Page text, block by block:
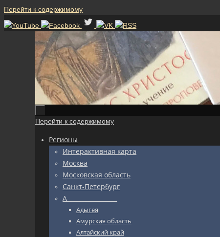
Перейти к содержимому
Перейти к содержимому
Регионы
Интерактивная карта
Москва
Московская область
Санкт-Петербург
А_________________
Адыгея
Амурская область
Алтайский край